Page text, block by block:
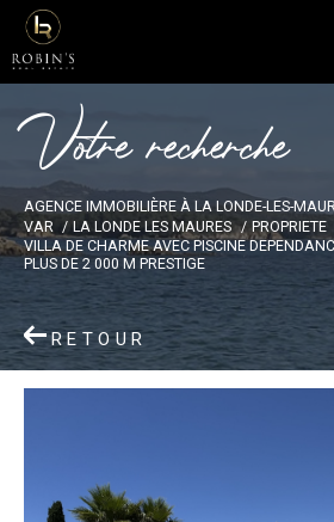
Votrerecherche
AGENCE IMMOBILIÈRE À LA LONDE-LES-
VAR
LA LONDE LES MAURES PROPRIETE
VILLA DE CHARME AVEC PISCINE
PLUS DE 2 000 M PRESTIGE
RETOUR
Effectuer une recherche
et trouver le bien qui
critères
Type
d'offre
Type d'offre
Ville